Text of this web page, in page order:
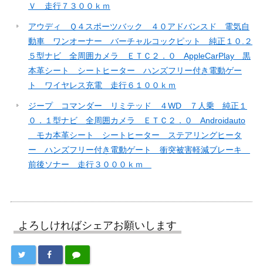
Ｖ 走行７３００ｋｍ
アウディ Ｑ４スポーツバック ４０アドバンスド 電気自
動車 ワンオーナー バーチャルコックピット 純正１０.２
５型ナビ 全周囲カメラ ＥＴＣ２．０ AppleCarPlay 黒
本革シート シートヒーター ハンズフリー付き電動ゲー
ト ワイヤレス充電 走行６１００ｋｍ
ジープ コマンダー リミテッド ４WD ７人乗 純正１
０．１型ナビ 全周囲カメラ ＥＴＣ２．０ Androidauto
モカ本革シート シートヒーター ステアリングヒータ
ー ハンズフリー付き電動ゲート 衝突被害軽減ブレーキ
前後ソナー 走行３０００ｋｍ
よろしければシェアお願いします